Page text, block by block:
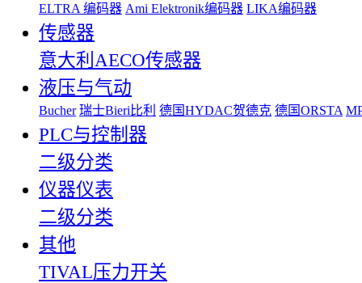
ELTRA 编码器 Ami Elektronik编码器 LIKA编码器
传感器
意大利AECO传感器
液压与气动
Bucher 瑞士Bieri比利 德国HYDAC贺德克 德国ORSTA
PLC与控制器
二级分类
仪器仪表
二级分类
其他
TIVAL压力开关